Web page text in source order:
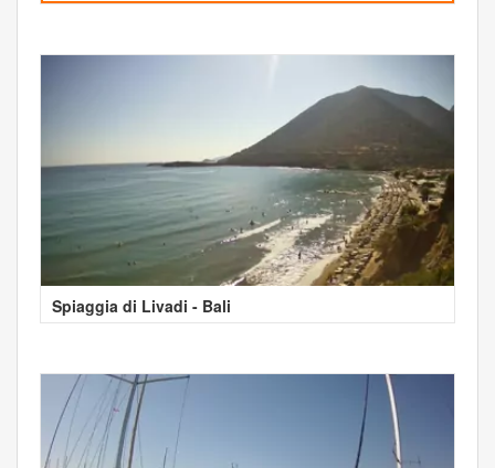
Spiaggia di Livadi - Bali